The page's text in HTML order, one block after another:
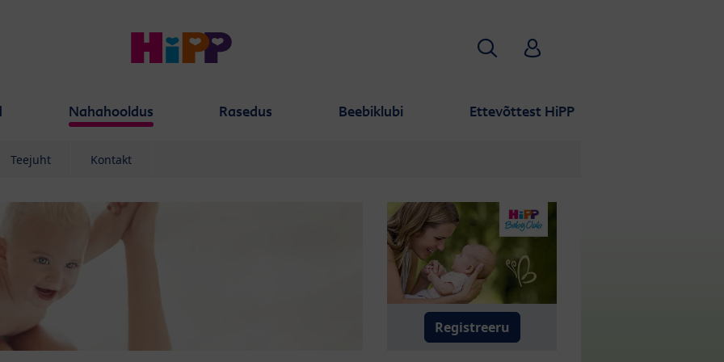
Nahahooldus Rasedus Beebiklubi Ettevõttest HiPP
Otsi HiPP Babyclub
Teejuht Kontakt
Registreeru